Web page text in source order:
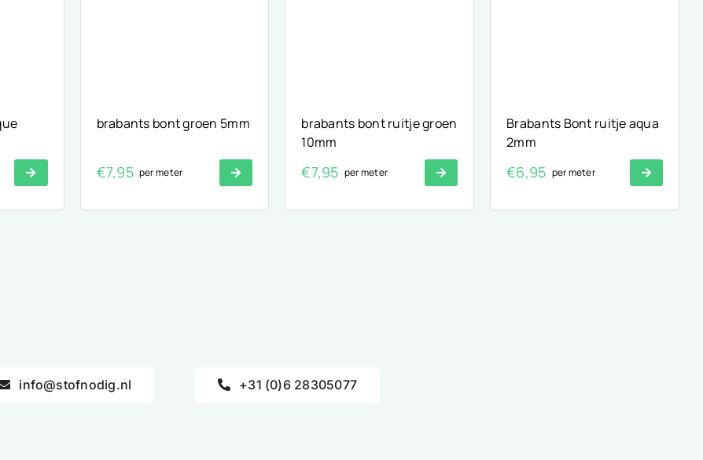
brabants bont groen 5mm
€7,95 per meter
brabants bont ruitje groen
10mm
€7,95 per meter
Brabants Bont ruitje aqua
2mm
€6,95 per meter
info@stofnodig.nl +31 (0)6 28305077